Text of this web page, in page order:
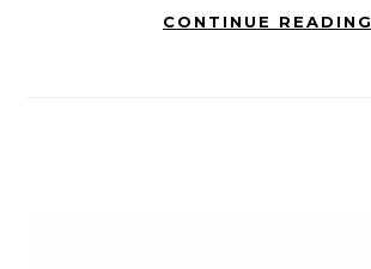
CONTINUE READING